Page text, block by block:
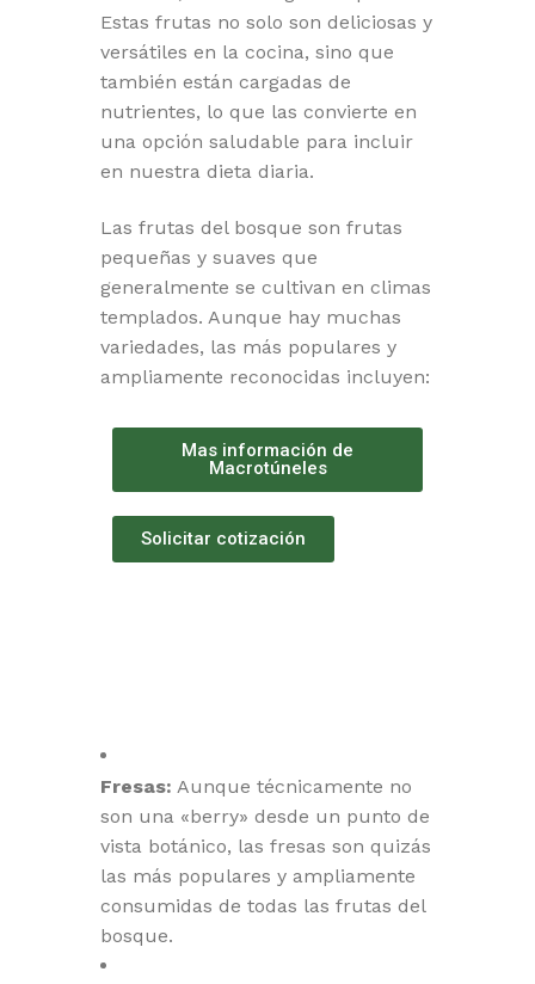
Estas frutas no solo son deliciosas y
versátiles en la cocina, sino que
también están cargadas de
nutrientes, lo que las convierte en
una opción saludable para incluir
en nuestra dieta diaria.
Las frutas del bosque son frutas
pequeñas y suaves que
generalmente se cultivan en climas
templados. Aunque hay muchas
variedades, las más populares y
ampliamente reconocidas incluyen:
Mas información de
Macrotúneles
Solicitar cotización
Fresas: Aunque técnicamente no
son una «berry» desde un punto de
vista botánico, las fresas son quizás
las más populares y ampliamente
consumidas de todas las frutas del
bosque.